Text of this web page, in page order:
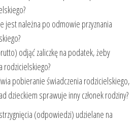
jest należna po odmowie przyznania
odjąć zaliczkę na podatek, żeby
rodzicielskiego?
pobieranie świadczenia rodzicielskiego,
dzieckiem sprawuje inny członek rodziny?
(odpowiedzi) udzielane na